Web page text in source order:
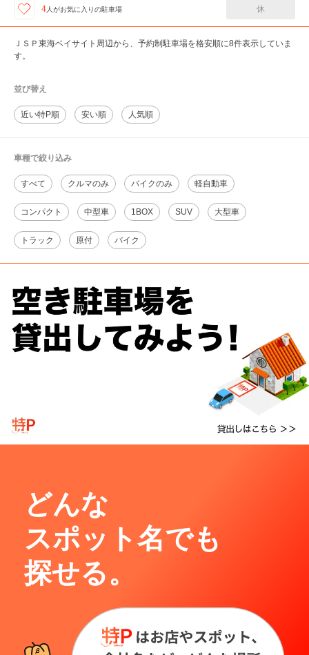
4 人がお気に入りの駐車場 休
ＪＳＰ東海ベイサイト周辺から、予約制駐車場を格安順に8件表示していま
す。
並び替え
近い特P順 安い順 人気順
車種で絞り込み
すべて クルマのみ バイクのみ 軽自動車
コンパクト 中型車 1BOX SUV 大型車
トラック 原付 バイク
どんな
スポット名でも
探せる。